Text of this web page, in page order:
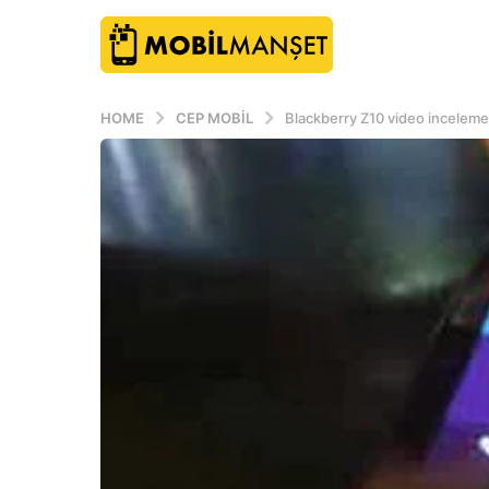
HOME CEP MOBIL Blackberry Z10 video